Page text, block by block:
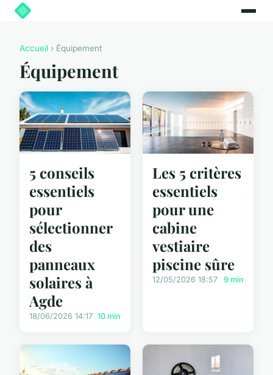
Accueil › Équipement
Équipement
5 conseils
essentiels
pour
sélectionner
des
panneaux
solaires à
Agde
18/06/2026 14:17 10 min
Les 5 critères
essentiels
pour une
cabine
vestiaire
piscine sûre
12/05/2026 18:57 9 min